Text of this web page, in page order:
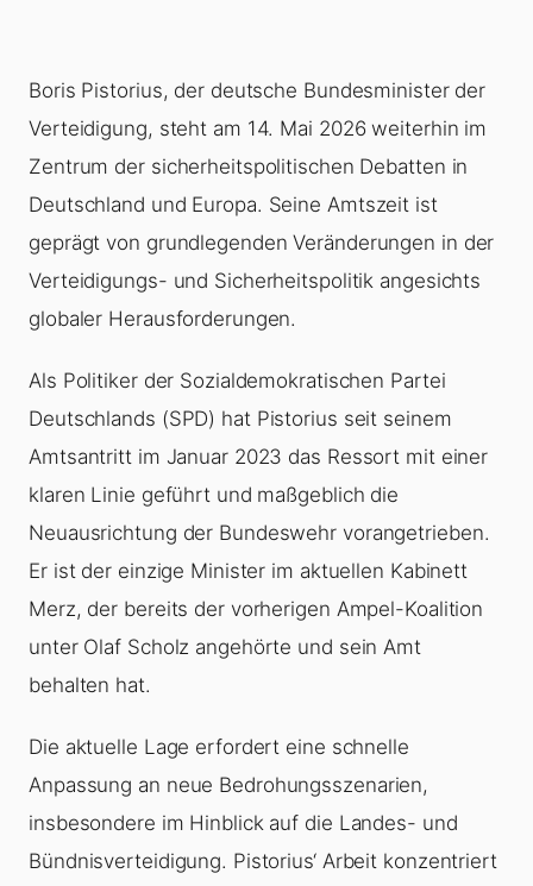
Boris Pistorius, der deutsche Bundesminister der
Verteidigung, steht am 14. Mai 2026 weiterhin im
Zentrum der sicherheitspolitischen Debatten in
Deutschland und Europa. Seine Amtszeit ist
geprägt von grundlegenden Veränderungen in der
Verteidigungs- und Sicherheitspolitik angesichts
globaler Herausforderungen.
Als Politiker der Sozialdemokratischen Partei
Deutschlands (SPD) hat Pistorius seit seinem
Amtsantritt im Januar 2023 das Ressort mit einer
klaren Linie geführt und maßgeblich die
Neuausrichtung der Bundeswehr vorangetrieben.
Er ist der einzige Minister im aktuellen Kabinett
Merz, der bereits der vorherigen Ampel-Koalition
unter Olaf Scholz angehörte und sein Amt
behalten hat.
Die aktuelle Lage erfordert eine schnelle
Anpassung an neue Bedrohungsszenarien,
insbesondere im Hinblick auf die Landes- und
Bündnisverteidigung. Pistorius‘ Arbeit konzentriert